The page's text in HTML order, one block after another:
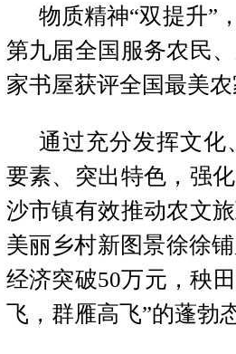
物质精神“双提升”
第九届全国服务农民
家书屋获评全国最美
通过充分发挥文化
要素、突出特色，强
沙市镇有效推动农文
美丽乡村新图景徐徐
经济突破50万元，秧
飞，群雁高飞”的蓬勃